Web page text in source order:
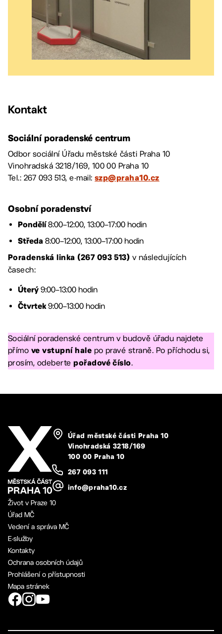
Kontakt
Sociální poradenské centrum
Odbor sociální Úřadu městské části Praha 10
Vinohradská 3218/169, 100 00 Praha 10
Tel.: 267 093 513, e-mail: szp@praha10.cz
Osobní poradenství
Pondělí8:00–12:00, 13:00–17:00 hodin
Středa 8:00–12:00, 13:00–17:00 hodin
Poradenská linka (267 093 513) v následujících
časech:
Úterý 9:00–13:00 hodin
Čtvrtek 9:00–13:00 hodin
Sociální poradenské centrum v budově úřadu najdete
přímo ve vstupní hale po pravé straně. Po příchodu si,
prosím, odebertepořadové číslo.
Úřad městské části Praha 10
Vinohradská 3218/169
100 00 Praha 10
267 093 111
info@praha10.cz
Život v Praze 10
Úřad MČ
Vedení a správa MČ
E-služby
Kontakty
Ochrana osobních údajů
Prohlášení o přístupnosti
Mapa stránek